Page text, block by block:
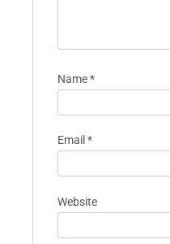
Name*
Email *
Website